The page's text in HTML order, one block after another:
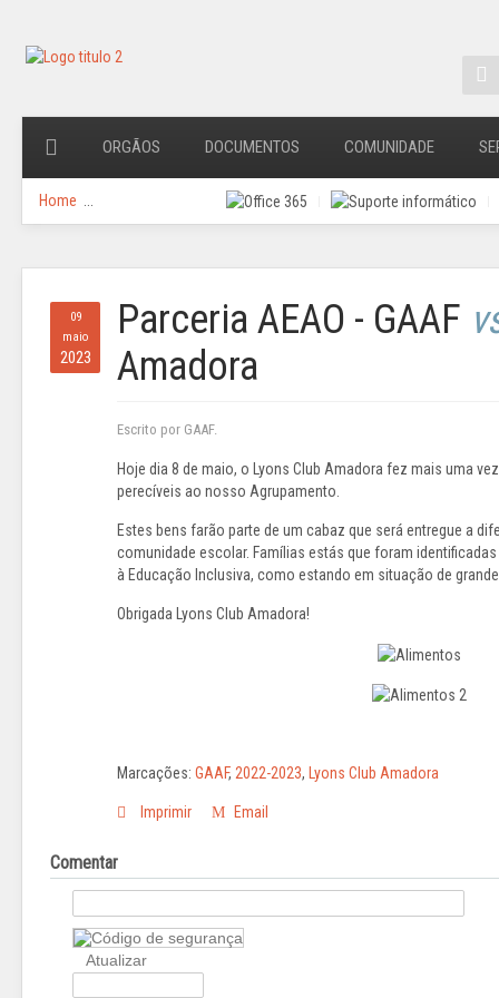
ORGÃOS DOCUMENTOS COMUNIDADE
Home
09
maio
2023
Parceria AEAO - GAAF
Amadora
Escrito por GAAF.
Hoje dia 8 de maio, o Lyons Club Amadora fez mais uma
perecíveis ao nosso Agrupamento.
Estes bens farão parte de um cabaz que será entregue a
comunidade escolar. Famílias estás que foram
à Educação Inclusiva, como estando em situação de
Obrigada Lyons Club Amadora!
Marcações: GAAF, 2022-2023, Lyons Club Amadora
Imprimir Email
Comentar
Atualizar